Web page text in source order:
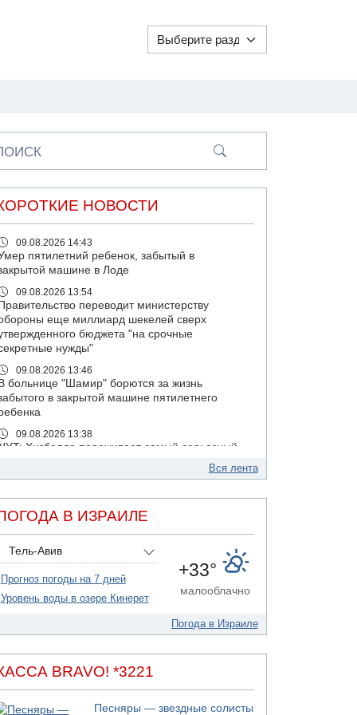
НОВОСТИ
09.08.2026 14:43
пятилетний ребенок, забытый в
машине в Лоде
09.08.2026 13:54
Правительство переводит министерству
еще миллиард шекелей сверх
бюджета "на срочные
нужды"
09.08.2026 13:46
В больнице "Шамир" борются за жизнь
в закрытой машине пятилетнего
09.08.2026 13:38
Хизбалла переживает самый серьезный
в Мексике: четырехлетний
ребенок утонул, упав в бассейн
09.08.2026 08:30
Авиакомпания Air Canada вновь отсрочила
возвращение в Израиль
08.08.2026 14:43
Тело мужчины обнаружено сегодня на
08.08.2026 11:02
Вся лента
В ИЗРАИЛЕ
Тель-Авив
Прогноз погоды на 7 дней
Уровень воды в озере Кинерет
+33°
малооблачно
Погода в Израиле
BRAVO! *3221
Песняры — звездные солисты